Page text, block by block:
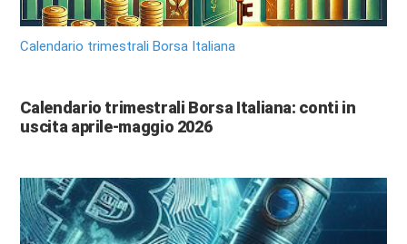
Calendario trimestrali Borsa Italiana
Calendario trimestrali Borsa Italiana: conti in
uscita aprile-maggio 2026